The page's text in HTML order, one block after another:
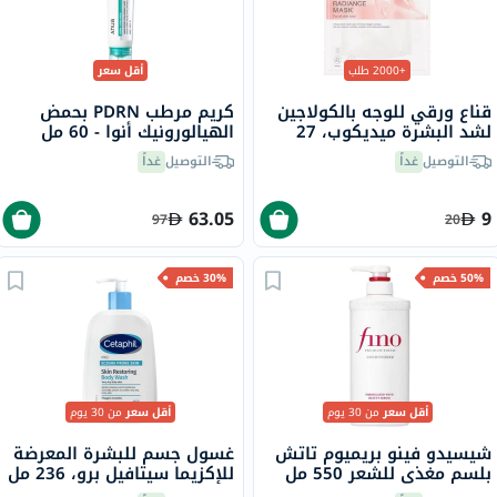
+2000 طلب
قناع ورقي للوجه بالكولاجين
لشد البشرة ميديكوب، 27
جرامالتوصيلغداً
9
20
أقل سعر
كريم مرطب PDRN بحمض
الهيالورونيك أنوا - 60 مل
التوصيلغداً
63.05
97
50% خصم
أقل سعرمن 30 يوم
شيسيدو فينو بريميوم تاتش
بلسم مغذي للشعر 550 مل
30% خصم
أقل سعرمن 30 يوم
غسول جسم للبشرة المعرضة
للإكزيما سيتافيل برو، 236 مل